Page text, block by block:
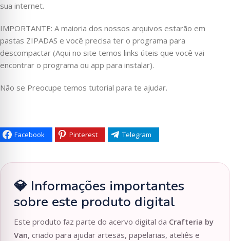
sua internet.
IMPORTANTE: A maioria dos nossos arquivos estarão em
pastas ZIPADAS e você precisa ter o programa para
descompactar (Aqui no site temos links úteis que você vai
encontrar o programa ou app para instalar).
Não se Preocupe temos tutorial para te ajudar.
Facebook Pinterest Telegram
💎 Informações importantes
sobre este produto digital
Este produto faz parte do acervo digital da Crafteria by
Van, criado para ajudar artesãs, papelarias, ateliês e